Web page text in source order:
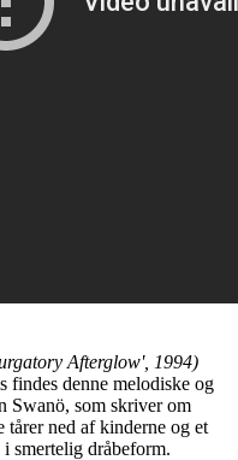
Afterglow', 1994)
findes denne melodiske og
Swanö, som skriver om
tårer ned af kinderne og et
smertelig dråbeform.